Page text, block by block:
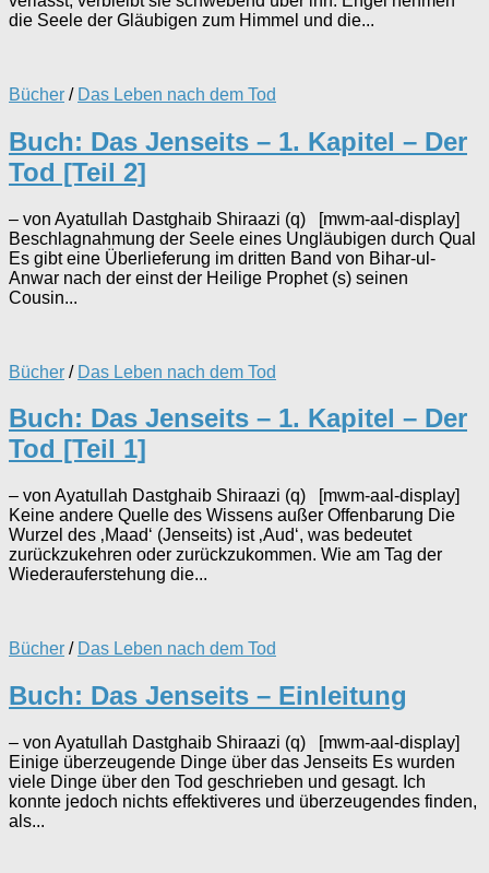
die Seele der Gläubigen zum Himmel und die...
Bücher / Das Leben nach dem Tod
Buch: Das Jenseits – 1. Kapitel – Der
Tod [Teil 2]
– von Ayatullah Dastghaib Shiraazi (q) [mwm-aal-display]
Beschlagnahmung der Seele eines Ungläubigen durch Qual
Es gibt eine Überlieferung im dritten Band von Bihar-ul-
Anwar nach der einst der Heilige Prophet (s) seinen
Cousin...
Bücher / Das Leben nach dem Tod
Buch: Das Jenseits – 1. Kapitel – Der
Tod [Teil 1]
– von Ayatullah Dastghaib Shiraazi (q) [mwm-aal-display]
Keine andere Quelle des Wissens außer Offenbarung Die
Wurzel des ‚Maad‘ (Jenseits) ist ‚Aud‘, was bedeutet
zurückzukehren oder zurückzukommen. Wie am Tag der
Wiederauferstehung die...
Bücher / Das Leben nach dem Tod
Buch: Das Jenseits – Einleitung
– von Ayatullah Dastghaib Shiraazi (q) [mwm-aal-display]
Einige überzeugende Dinge über das Jenseits Es wurden
viele Dinge über den Tod geschrieben und gesagt. Ich
konnte jedoch nichts effektiveres und überzeugendes finden,
als...